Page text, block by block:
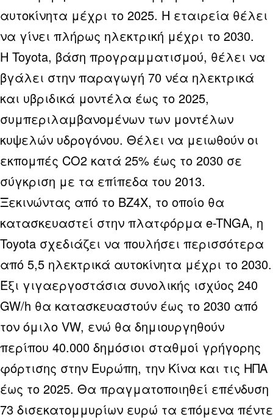
αυτοκίνητα μέχρι το 2025. Η εταιρεία θέλει
να γίνει πλήρως ηλεκτρική μέχρι το 2030.
Η Toyota, βάση προγραμματισμού, θέλει να
βγάλει στην παραγωγή 70 νέα ηλεκτρικά
και υβριδικά μοντέλα έως το 2025,
συμπεριλαμβανομένων των μοντέλων
κυψελών υδρογόνου. Θέλει να μειωθούν οι
εκπομπές CO2 κατά 25% έως το 2030 σε
σύγκριση με τα επίπεδα του 2013.
Ξεκινώντας από το BZ4X, το οποίο θα
κατασκευαστεί στην πλατφόρμα e-TNGA, η
Toyota σχεδιάζει να πουλήσει περισσότερα
από 5,5 ηλεκτρικά αυτοκίνητα μέχρι το 2030.
Έξι γιγαεργοστάσια συνολικής ισχύος 240
GW/h θα κατασκευαστούν έως το 2030 από
τον όμιλο VW, ενώ θα δημιουργηθούν
περίπου 40.000 δημόσιοι σταθμοί γρήγορης
φόρτισης στην Ευρώπη, την Κίνα και τις ΗΠΑ
έως το 2025. Θα πραγματοποιηθεί επένδυση
73 δισεκατομμυρίων ευρώ τα επόμενα πέντε